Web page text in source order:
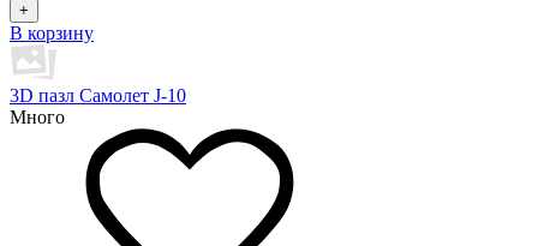
+
В корзину
3D пазл Самолет J-10
Много